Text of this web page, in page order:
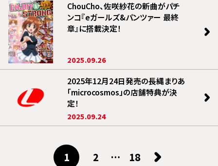
ChouCho、佐咲紗花の新曲がパチ
ンコ『eガールズ&パンツァー 最終
章』に搭載決定！
2025.09.26
2025年12月24日発売の長縄まりあ
「microcosmos」の店舗特典が決
定！
2025.09.24
1 2 … 18